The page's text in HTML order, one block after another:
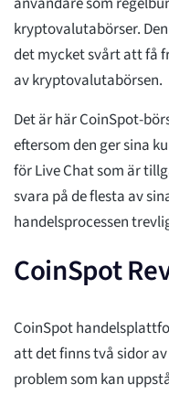
kryptovalutabörser.
det mycket svårt att få
av kryptovalutabörsen.
Det är här CoinSpot-
eftersom den ger sina
för Live Chat som är
svara på de flesta av
handelsprocessen
CoinSpot
CoinSpot
att det finns två sidor
problem som kan